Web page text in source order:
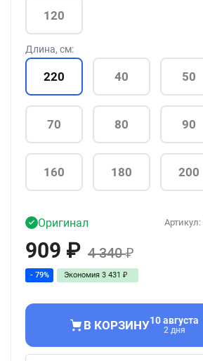
120
Длина, см:
220 40 50
70 80 90
160 180 200
Артикул:
Оригинал
909 ₽ 4 340₽
- 79% Экономия 3 431 ₽
В КОРЗИНУ10 августа
2 дня